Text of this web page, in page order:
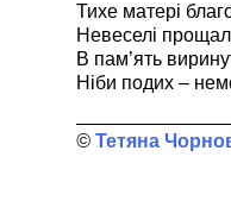
Тихе матері
Невеселі
В пам’ять
Ніби подих –
Тетяна